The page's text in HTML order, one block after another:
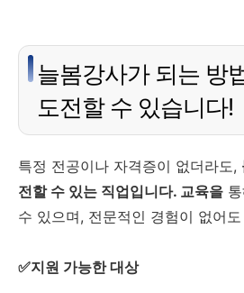
늘봄강사가 되는 방
도전할 수 있습니다!
특정 전공이나 자격증이 없더라도,
전할 수 있는 직업입니다. 교육을
수 있으며, 전문적인 경험이 없어
✅지원 가능한 대상